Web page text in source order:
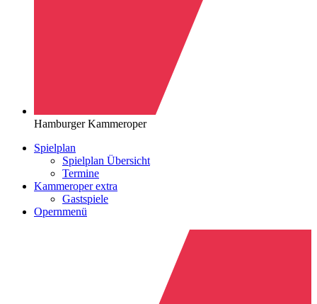
Hamburger Kammeroper
Spielplan
Spielplan Übersicht
Termine
Kammeroper extra
Gastspiele
Opernmenü